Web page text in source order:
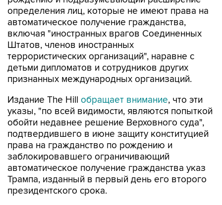
определения лиц, которые не имеют права на
автоматическое получение гражданства,
включая "иностранных врагов Соединенных
Штатов, членов иностранных
террористических организаций", наравне с
детьми дипломатов и сотрудников других
признанных международных организаций.
Издание The Hill обращает внимание, что эти
указы, "по всей видимости, являются попыткой
обойти недавнее решение Верховного суда",
подтвердившего в июне защиту конституцией
права на гражданство по рождению и
заблокировавшего ограничивающий
автоматическое получение гражданства указ
Трампа, изданный в первый день его второго
президентского срока.